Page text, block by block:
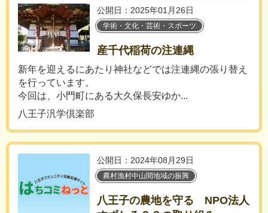
公開日：2025年01月26日
学術・文化・芸術・スポーツ
産千代稲荷の注連縄
新年を迎えるにあたり神社などでは注連縄の張り替え
を行っています。
今回は、小門町にある大久保長安ゆか...
八王子汎学倶楽部
公開日：2024年08月29日
農村漁村中山間地域の振興
八王子の農地を守る NPO法人